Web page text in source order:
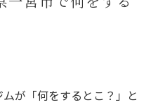
が「何をするとこ？」と